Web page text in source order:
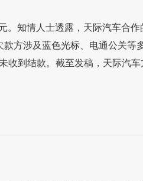
。知情人士透露，天际汽车合作
方涉及蓝色光标、电通公关等
收到结款。截至发稿，天际汽车